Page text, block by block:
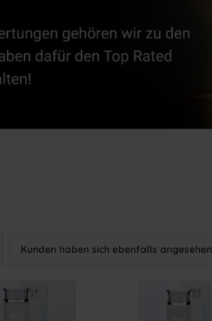
Kunden haben sich ebenfalls angesehen